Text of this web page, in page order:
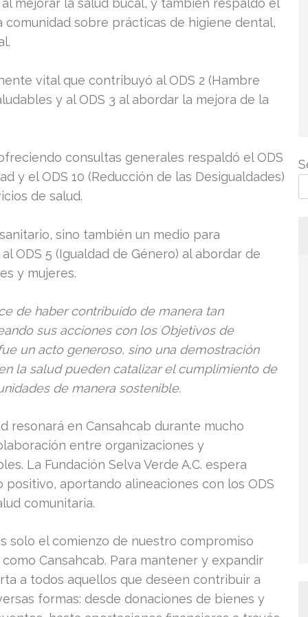
mejorar la salud bucal, y también respaldó el
comunidad sobre prácticas de higiene dental,
vital que contribuyó al ODS 2 (Hambre
y al ODS 3 al abordar la mejora de la
consultas generales respaldó el ODS
y el ODS 10 (Reducción de las Desigualdades)
de salud.
sino también un medio para
ODS 5 (Igualdad de Género) al abordar de
y mujeres.
de haber contribuido de manera tan
sus acciones con los Objetivos de
un acto generoso, sino una demostración
la salud pueden catalizar el cumplimiento de
de manera sostenible.
resonará en Cansahcab durante mucho
entre organizaciones y
La Fundación Selva Verde A.C. espera
aportando alineaciones con los ODS
comunitaria.
solo el comienzo de nuestro compromiso
Cansahcab. Para mantener y expandir
a todos aquellos que deseen contribuir a
formas: desde donaciones de bienes y